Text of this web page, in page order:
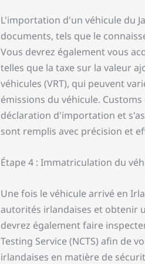
L'importation d'un véhicule du
documents, tels que le
Vous devrez également vous
telles que la taxe sur la valeur
véhicules (VRT), qui peuvent
émissions du véhicule.
déclaration d'importation et
sont remplis avec précision et
Étape 4 : Immatriculation du
Une fois le véhicule arrivé en
autorités irlandaises et obtenir
devrez également faire
Testing Service (NCTS) afin de
irlandaises en matière de